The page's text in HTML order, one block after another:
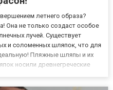
летнего образа?
Она не только создаст особое
лучей. Существует
и соломенных шляпок, что для
Пляжные шляпы и их
носили древнегреческие